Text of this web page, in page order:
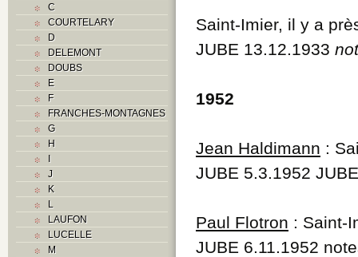
C
COURTELARY
D
DELEMONT
DOUBS
E
F
FRANCHES-MONTAGNES
G
H
I
J
K
L
LAUFON
LUCELLE
M
Saint-Imier, il y a
JUBE 13.12.1933
1952
Jean Haldimann :
JUBE 5.3.1952
Paul Flotron : Saint-
JUBE 6.11.1952